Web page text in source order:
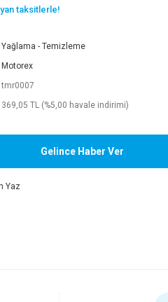
taksitlerle!
Yağlama - Temizleme
Motorex
tmr0007
369,05 TL (%5,00 havale indirimi)
Gelince Haber Ver
Yaz